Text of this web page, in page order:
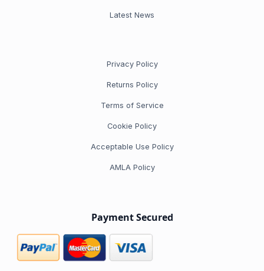
Latest News
Privacy Policy
Returns Policy
Terms of Service
Cookie Policy
Acceptable Use Policy
AMLA Policy
Payment Secured